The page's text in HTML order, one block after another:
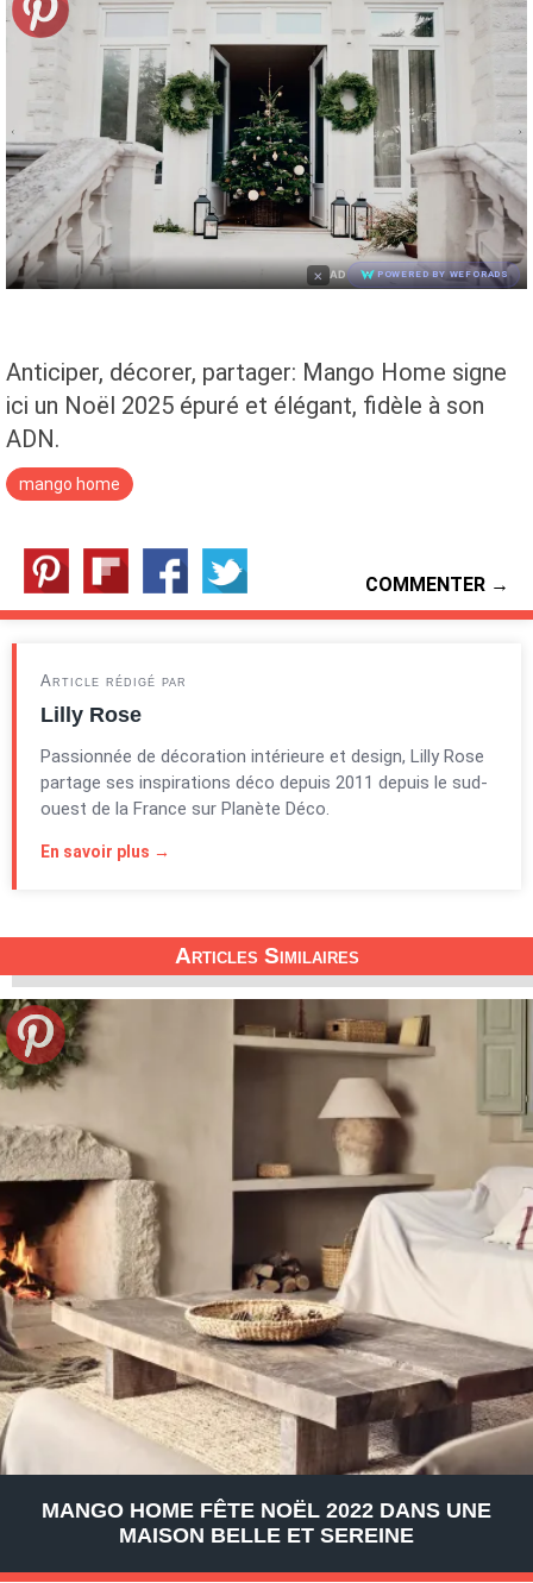
× AD POWERED BY WEFORADS
Anticiper, décorer, partager: Mango Home signe
ici un Noël 2025 épuré et élégant, fidèle à son
ADN.
mango home
COMMENTER →
Article rédigé par
Lilly Rose
Passionnée de décoration intérieure et design, Lilly Rose
partage ses inspirations déco depuis 2011 depuis le sud-
ouest de la France sur Planète Déco.
En savoir plus →
Articles Similaires
MANGO HOME FÊTE NOËL 2022 DANS UNE
MAISON BELLE ET SEREINE